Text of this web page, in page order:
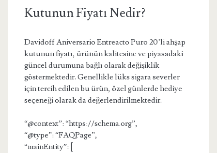
Kutunun Fiyatı Nedir?
Davidoff Aniversario Entreacto Puro 20’li ahşap
kutunun fiyatı, ürünün kalitesine ve piyasadaki
güncel durumuna bağlı olarak değişiklik
göstermektedir. Genellikle lüks sigara severler
için tercih edilen bu ürün, özel günlerde hediye
seçeneği olarak da değerlendirilmektedir.
“@context”: “https://schema.org”,
“@type”: “FAQPage”,
“mainEntity”: [